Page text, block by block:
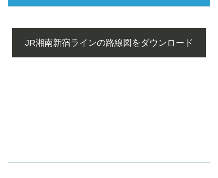
JR湘南新宿ラインの路線図をダウンロード